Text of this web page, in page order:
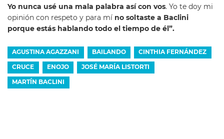
Yo nunca usé una mala palabra así con vos. Yo te doy mi
opinión con respeto y para mí no soltaste a Baclini
porque estás hablando todo el tiempo de él”.
AGUSTINA AGAZZANI BAILANDO CINTHIA FERNÁNDEZ
CRUCE ENOJO JOSÉ MARÍA LISTORTI
MARTÍN BACLINI